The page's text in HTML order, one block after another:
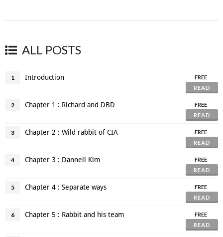
ALL POSTS
1 Introduction
FREE
READ
2 Chapter 1 : Richard and DBD
FREE
READ
3 Chapter 2 : Wild rabbit of CIA
FREE
READ
4 Chapter 3 : Dannell Kim
FREE
READ
5 Chapter 4 : Separate ways
FREE
READ
6 Chapter 5 : Rabbit and his team
FREE
READ